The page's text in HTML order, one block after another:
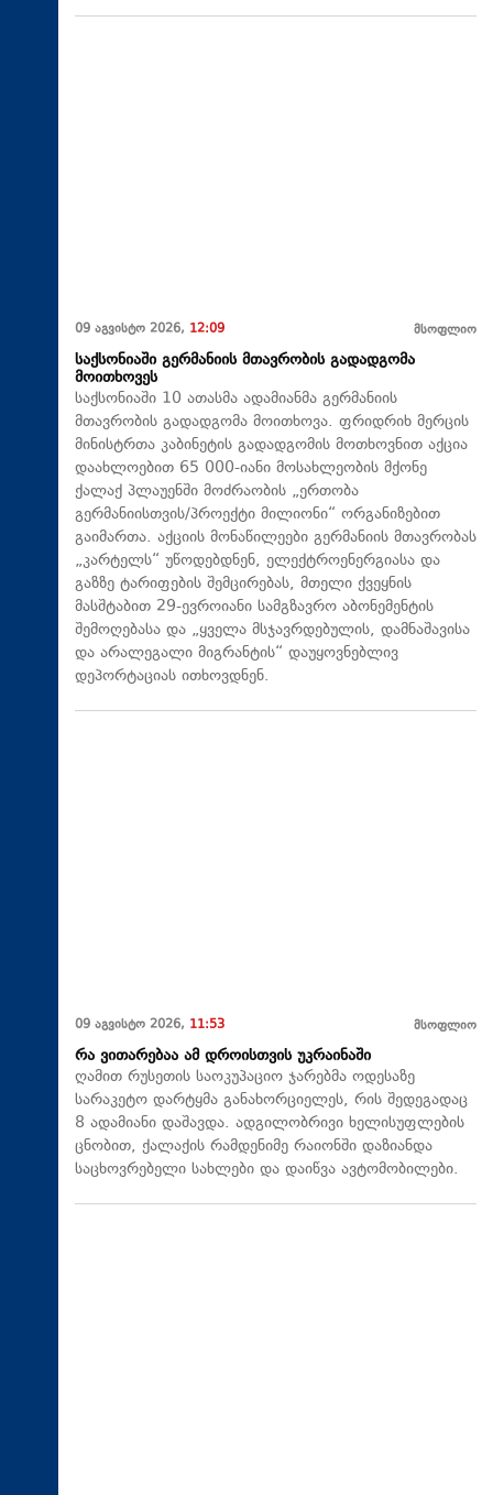
09 აგვისტო 2026, 12:09 მსოფლიო
საქსონიაში გერმანიის მთავრობის გადადგომა
მოითხოვეს
საქსონიაში 10 ათასმა ადამიანმა გერმანიის
მთავრობის გადადგომა მოითხოვა. ფრიდრიხ მერცის
მინისტრთა კაბინეტის გადადგომის მოთხოვნით აქცია
დაახლოებით 65 000-იანი მოსახლეობის მქონე
ქალაქ პლაუენში მოძრაობის „ერთობა
გერმანიისთვის/პროექტი მილიონი“ ორგანიზებით
გაიმართა. აქციის მონაწილეები გერმანიის მთავრობას
„კარტელს“ უწოდებდნენ, ელექტროენერგიასა და
გაზზე ტარიფების შემცირებას, მთელი ქვეყნის
მასშტაბით 29-ევროიანი სამგზავრო აბონემენტის
შემოღებასა და „ყველა მსჯავრდებულის, დამნაშავისა
და არალეგალი მიგრანტის“ დაუყოვნებლივ
დეპორტაციას ითხოვდნენ.
09 აგვისტო 2026, 11:53 მსოფლიო
რა ვითარებაა ამ დროისთვის უკრაინაში
ღამით რუსეთის საოკუპაციო ჯარებმა ოდესაზე
სარაკეტო დარტყმა განახორციელეს, რის შედეგადაც
8 ადამიანი დაშავდა. ადგილობრივი ხელისუფლების
ცნობით, ქალაქის რამდენიმე რაიონში დაზიანდა
საცხოვრებელი სახლები და დაიწვა ავტომობილები.